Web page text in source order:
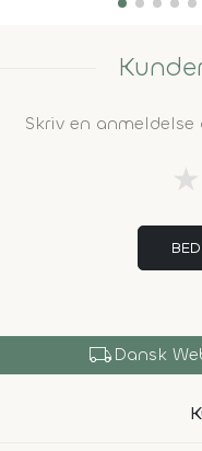
Skriv en anmeldelse
★
local_shippingDansk